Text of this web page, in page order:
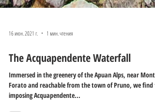
16 июн. 2021 г. 1 мин. чтения
The Acquapendente Waterfall
Immersed in the greenery of the Apuan Alps, near Monte